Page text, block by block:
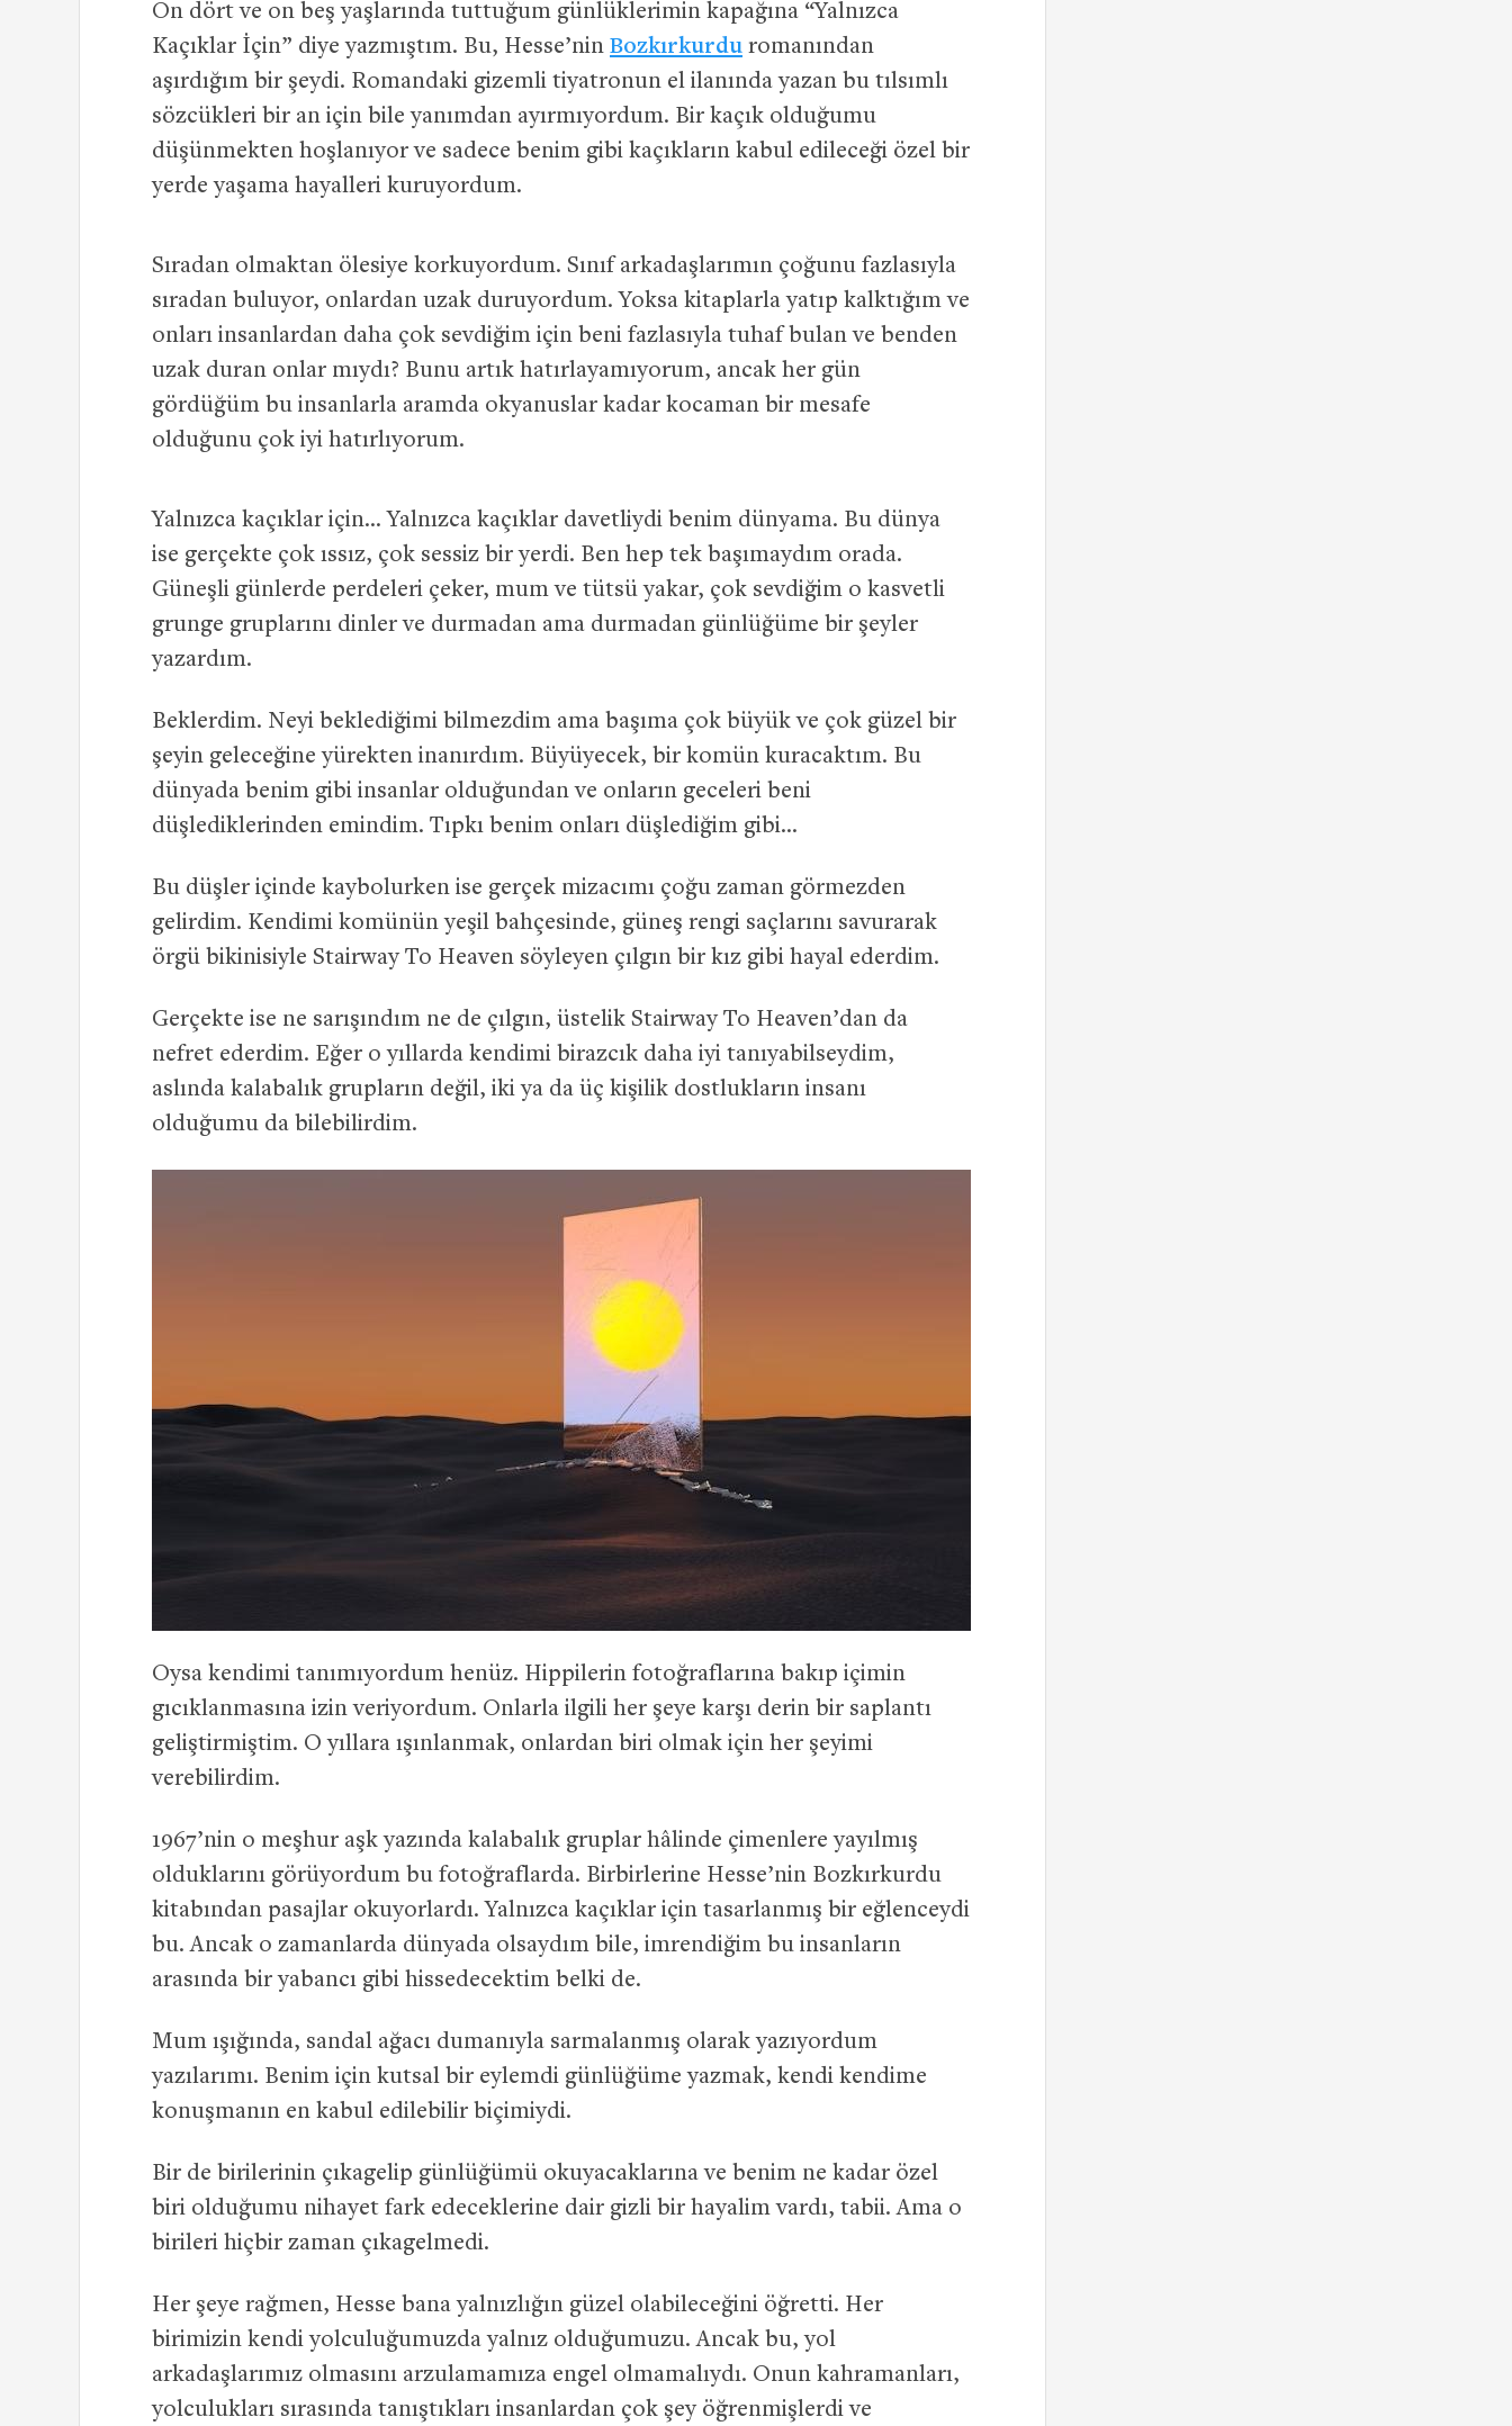
On dört ve on beş yaşlarında tuttuğum günlüklerimin kapağına “Yalnızca
Kaçıklar İçin” diye yazmıştım. Bu, Hesse’nin Bozkırkurdu romanından
aşırdığım bir şeydi. Romandaki gizemli tiyatronun el ilanında yazan bu tılsımlı
sözcükleri bir an için bile yanımdan ayırmıyordum. Bir kaçık olduğumu
düşünmekten hoşlanıyor ve sadece benim gibi kaçıkların kabul edileceği özel bir
yerde yaşama hayalleri kuruyordum.
Sıradan olmaktan ölesiye korkuyordum. Sınıf arkadaşlarımın çoğunu fazlasıyla
sıradan buluyor, onlardan uzak duruyordum. Yoksa kitaplarla yatıp kalktığım ve
onları insanlardan daha çok sevdiğim için beni fazlasıyla tuhaf bulan ve benden
uzak duran onlar mıydı? Bunu artık hatırlayamıyorum, ancak her gün
gördüğüm bu insanlarla aramda okyanuslar kadar kocaman bir mesafe
olduğunu çok iyi hatırlıyorum.
Yalnızca kaçıklar için… Yalnızca kaçıklar davetliydi benim dünyama. Bu dünya
ise gerçekte çok ıssız, çok sessiz bir yerdi. Ben hep tek başımaydım orada.
Güneşli günlerde perdeleri çeker, mum ve tütsü yakar, çok sevdiğim o kasvetli
grunge gruplarını dinler ve durmadan ama durmadan günlüğüme bir şeyler
yazardım.
Beklerdim. Neyi beklediğimi bilmezdim ama başıma çok büyük ve çok güzel bir
şeyin geleceğine yürekten inanırdım. Büyüyecek, bir komün kuracaktım. Bu
dünyada benim gibi insanlar olduğundan ve onların geceleri beni
düşlediklerinden emindim. Tıpkı benim onları düşlediğim gibi…
Bu düşler içinde kaybolurken ise gerçek mizacımı çoğu zaman görmezden
gelirdim. Kendimi komünün yeşil bahçesinde, güneş rengi saçlarını savurarak
örgü bikinisiyle Stairway To Heaven söyleyen çılgın bir kız gibi hayal ederdim.
Gerçekte ise ne sarışındım ne de çılgın, üstelik Stairway To Heaven’dan da
nefret ederdim. Eğer o yıllarda kendimi birazcık daha iyi tanıyabilseydim,
aslında kalabalık grupların değil, iki ya da üç kişilik dostlukların insanı
olduğumu da bilebilirdim.
Oysa kendimi tanımıyordum henüz. Hippilerin fotoğraflarına bakıp içimin
gıcıklanmasına izin veriyordum. Onlarla ilgili her şeye karşı derin bir saplantı
geliştirmiştim. O yıllara ışınlanmak, onlardan biri olmak için her şeyimi
verebilirdim.
1967’nin o meşhur aşk yazında kalabalık gruplar hâlinde çimenlere yayılmış
olduklarını görüyordum bu fotoğraflarda. Birbirlerine Hesse’nin Bozkırkurdu
kitabından pasajlar okuyorlardı. Yalnızca kaçıklar için tasarlanmış bir eğlenceydi
bu. Ancak o zamanlarda dünyada olsaydım bile, imrendiğim bu insanların
arasında bir yabancı gibi hissedecektim belki de.
Mum ışığında, sandal ağacı dumanıyla sarmalanmış olarak yazıyordum
yazılarımı. Benim için kutsal bir eylemdi günlüğüme yazmak, kendi kendime
konuşmanın en kabul edilebilir biçimiydi.
Bir de birilerinin çıkagelip günlüğümü okuyacaklarına ve benim ne kadar özel
biri olduğumu nihayet fark edeceklerine dair gizli bir hayalim vardı, tabii. Ama o
birileri hiçbir zaman çıkagelmedi.
Her şeye rağmen, Hesse bana yalnızlığın güzel olabileceğini öğretti. Her
birimizin kendi yolculuğumuzda yalnız olduğumuzu. Ancak bu, yol
arkadaşlarımız olmasını arzulamamıza engel olmamalıydı. Onun kahramanları,
yolculukları sırasında tanıştıkları insanlardan çok şey öğrenmişlerdi ve